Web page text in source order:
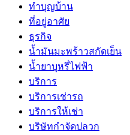
ทำบุญบ้าน
ที่อยู่อาศัย
ธุรกิจ
น้ำมันมะพร้าวสกัดเย็น
น้ำยาบุหรี่ไฟฟ้า
บริการ
บริการเช่ารถ
บริการให้เช่า
บริษัทกำจัดปลวก